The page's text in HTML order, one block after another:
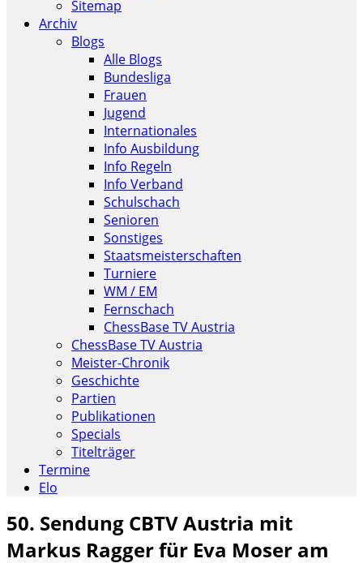
Sitemap
Archiv
Blogs
Alle Blogs
Bundesliga
Frauen
Jugend
Internationales
Info Ausbildung
Info Regeln
Info Verband
Schulschach
Senioren
Sonstiges
Staatsmeisterschaften
Turniere
WM / EM
Fernschach
ChessBase TV Austria
ChessBase TV Austria
Meister-Chronik
Geschichte
Partien
Publikationen
Specials
Titelträger
Termine
Elo
50. Sendung CBTV Austria mit
Markus Ragger für Eva Moser am